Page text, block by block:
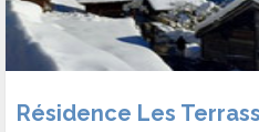
Résidence Les